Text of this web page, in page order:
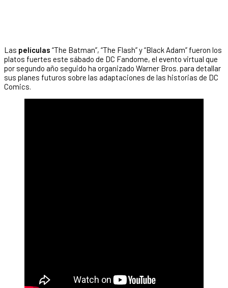
Las películas “The Batman”, “The Flash” y “Black Adam” fueron los
platos fuertes este sábado de DC Fandome, el evento virtual que
por segundo año seguido ha organizado Warner Bros. para detallar
sus planes futuros sobre las adaptaciones de las historias de DC
Comics.